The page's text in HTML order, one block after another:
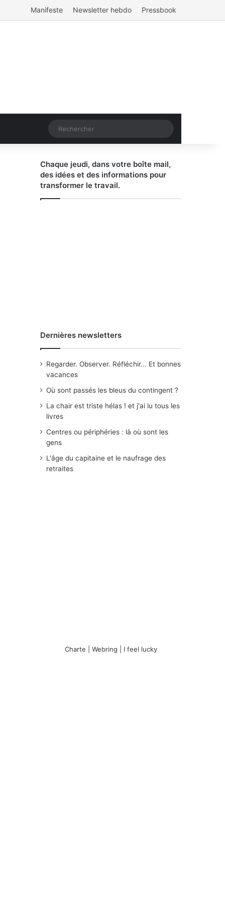
Manifeste Newsletter hebdo Pressbook
Chaque jeudi, dans votre boîte mail,
des idées et des informations pour
transformer le travail.
Dernières newsletters
Regarder. Observer. Réfléchir... Et bonnes
vacances
Où sont passés les bleus du contingent ?
La chair est triste hélas ! et j'ai lu tous les
livres
Centres ou périphéries : là où sont les
gens
L'âge du capitaine et le naufrage des
retraites
Charte Webring I feel lucky